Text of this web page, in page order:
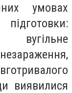
умовах
вугільне
виявилися